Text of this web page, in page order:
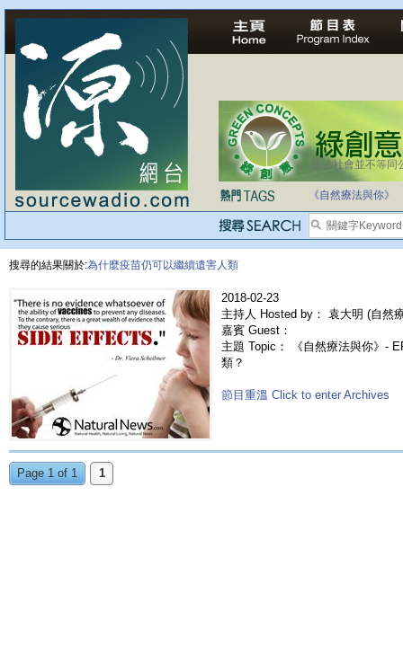
法治社會並不等同
《自然療法與你》
搜尋的結果關於:為什麼疫苗仍可以繼續遺害人類
2018-02-23
主持人 Hosted by： 袁大明 (自然
嘉賓 Guest：
主題 Topic： 《自然療法與你》-
類？
節目重溫 Click to enter Archives
Page 1 of 1 1